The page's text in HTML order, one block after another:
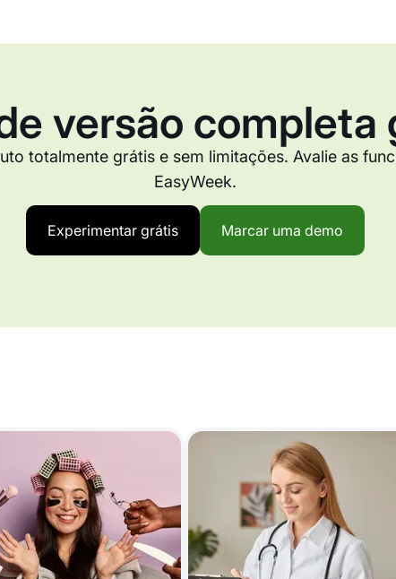
versão completa
totalmente grátis e sem limitações. Avalie as
EasyWeek.
Experimentar grátis Marcar uma demo